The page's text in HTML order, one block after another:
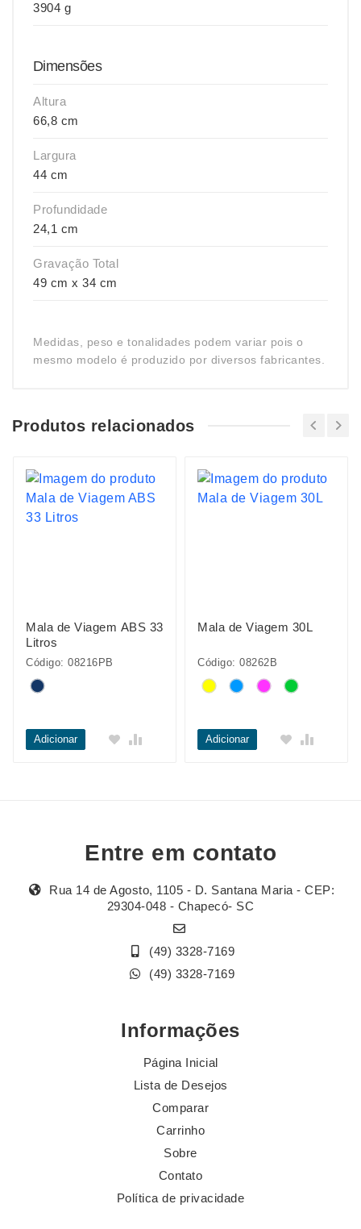
3904 g
Dimensões
Altura
66,8 cm
Largura
44 cm
Profundidade
24,1 cm
Gravação Total
49 cm x 34 cm
Medidas, peso e tonalidades podem variar pois o
mesmo modelo é produzido por diversos fabricantes.
Produtos relacionados
Mala de Viagem ABS 33
Litros
Código: 08216PB
Adicionar
Mala de Viagem 30L
Código: 08262B
Adicionar
Entre em contato
Rua 14 de Agosto, 1105 - D. Santana Maria - CEP:
29304-048 - Chapecó- SC
(49) 3328-7169
(49) 3328-7169
Informações
Página Inicial
Lista de Desejos
Comparar
Carrinho
Sobre
Contato
Política de privacidade